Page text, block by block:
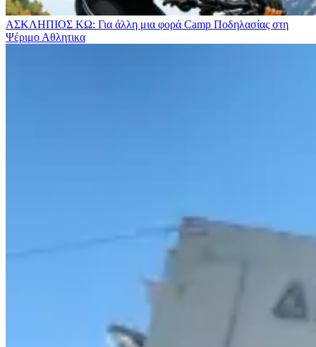
ΑΣΚΛΗΠΙΟΣ ΚΩ: Για άλλη μια φορά Camp Ποδηλασίας στη
Ψέριμο Αθλητικα